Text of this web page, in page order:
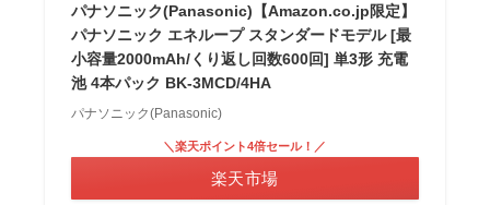
パナソニック(Panasonic)【Amazon.co.jp限定】
パナソニック エネループ スタンダードモデル [最
小容量2000mAh/くり返し回数600回] 単3形 充電
池 4本パック BK-3MCD/4HA
パナソニック(Panasonic)
＼楽天ポイント4倍セール！／
楽天市場